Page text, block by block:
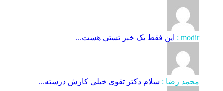
modir : این فقط یک خبر تستی هست...
محمد رضا : سلام دکتر تقوی خیلی کارش درسته...